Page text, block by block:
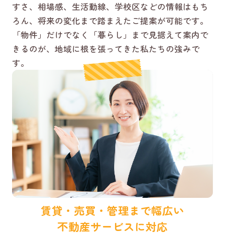
すさ、相場感、生活動線、学校区などの情報はもち
ろん、将来の変化まで踏まえたご提案が可能です。
「物件」だけでなく「暮らし」まで見据えて案内で
きるのが、地域に根を張ってきた私たちの強みで
す。
賃貸・売買・管理まで幅広い
不動産サービスに対応